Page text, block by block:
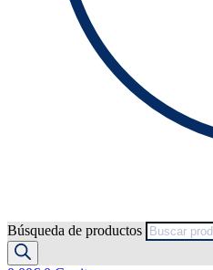
Búsqueda de productos